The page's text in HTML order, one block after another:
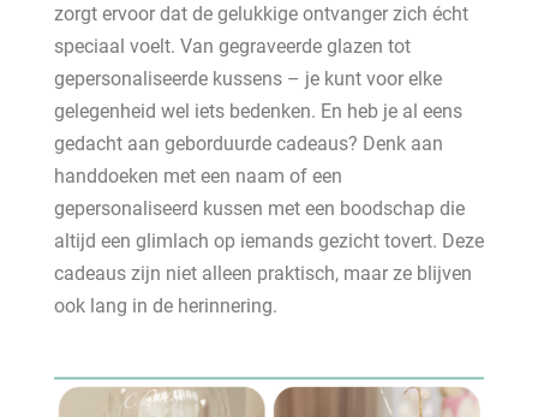
zorgt ervoor dat de gelukkige ontvanger zich écht
speciaal voelt. Van gegraveerde glazen tot
gepersonaliseerde kussens – je kunt voor elke
gelegenheid wel iets bedenken. En heb je al eens
gedacht aan geborduurde cadeaus? Denk aan
handdoeken met een naam of een
gepersonaliseerd kussen met een boodschap die
altijd een glimlach op iemands gezicht tovert. Deze
cadeaus zijn niet alleen praktisch, maar ze blijven
ook lang in de herinnering.